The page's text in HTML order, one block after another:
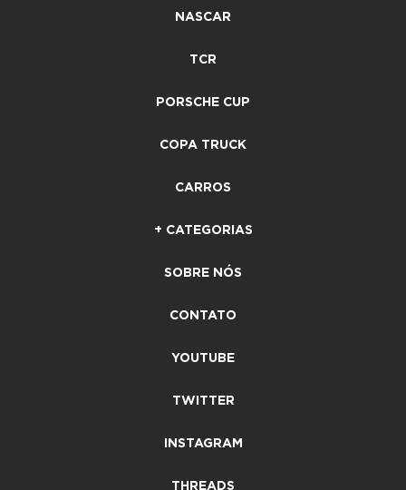
NASCAR
TCR
PORSCHE CUP
COPA TRUCK
CARROS
+ CATEGORIAS
SOBRE NÓS
CONTATO
YOUTUBE
TWITTER
INSTAGRAM
THREADS